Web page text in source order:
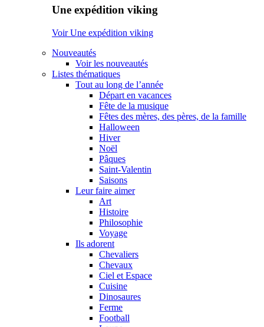
Une expédition viking
Voir Une expédition viking
Nouveautés
Voir les nouveautés
Listes thématiques
Tout au long de l’année
Départ en vacances
Fête de la musique
Fêtes des mères, des pères, de la famille
Halloween
Hiver
Noël
Pâques
Saint-Valentin
Saisons
Leur faire aimer
Art
Histoire
Philosophie
Voyage
Ils adorent
Chevaliers
Chevaux
Ciel et Espace
Cuisine
Dinosaures
Ferme
Football